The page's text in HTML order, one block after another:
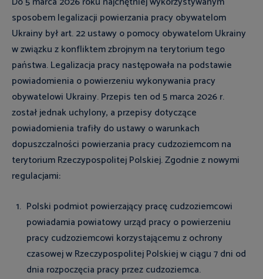
sposobem legalizacji powierzania pracy obywatelom
Ukrainy był art. 22 ustawy o pomocy obywatelom Ukrainy
w związku z konfliktem zbrojnym na terytorium tego
państwa. Legalizacja pracy następowała na podstawie
powiadomienia o powierzeniu wykonywania pracy
obywatelowi Ukrainy. Przepis ten od 5 marca 2026 r.
został jednak uchylony, a przepisy dotyczące
powiadomienia trafiły do ustawy o warunkach
dopuszczalności powierzania pracy cudzoziemcom na
terytorium Rzeczypospolitej Polskiej. Zgodnie z nowymi
regulacjami:
Polski podmiot powierzający pracę cudzoziemcowi
powiadamia powiatowy urząd pracy o powierzeniu
pracy cudzoziemcowi korzystającemu z ochrony
czasowej w Rzeczypospolitej Polskiej w ciągu 7 dni od
dnia rozpoczęcia pracy przez cudzoziemca.